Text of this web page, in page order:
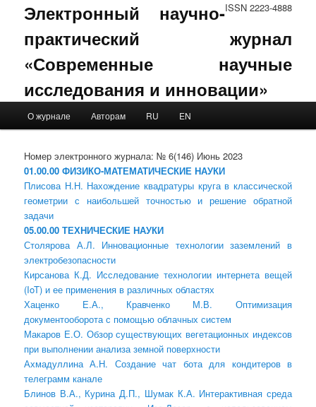
ISSN 2223-4888
Электронный научно-
практический журнал
«Современные научные
исследования и инновации»
Skip to primary content
Skip to secondary content
О журнале Авторам RU EN
Номер электронного журнала: № 6(146) Июнь 2023
01.00.00 ФИЗИКО-МАТЕМАТИЧЕСКИЕ НАУКИ
Плисова Н.Н. Нахождение квадратуры круга в классической
геометрии с наибольшей точностью и решение обратной
задачи
05.00.00 ТЕХНИЧЕСКИЕ НАУКИ
Столярова А.Л. Инновационные технологии заземлений в
электробезопасности
Кирсанова К.Д. Исследование технологии интернета вещей
(IoT) и ее применения в различных областях
Хаценко Е.А., Кравченко М.В. Оптимизация
документооборота с помощью облачных систем
Макаров Е.О. Обзор существующих вегетационных индексов
при выполнении анализа земной поверхности
Ахмадуллина А.Н. Создание чат бота для кондитеров в
телеграмм канале
Блинов В.А., Курина Д.П., Шумак К.А. Интерактивная среда